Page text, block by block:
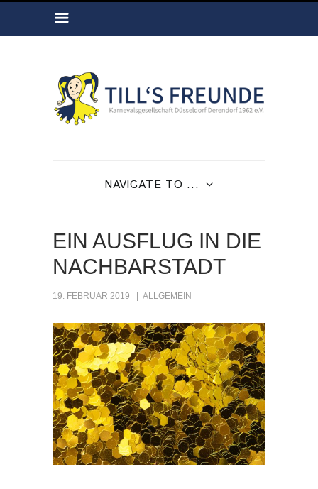
NAVIGATE TO ...
EIN AUSFLUG IN DIE
NACHBARSTADT
19. FEBRUAR 2019 ALLGEMEIN